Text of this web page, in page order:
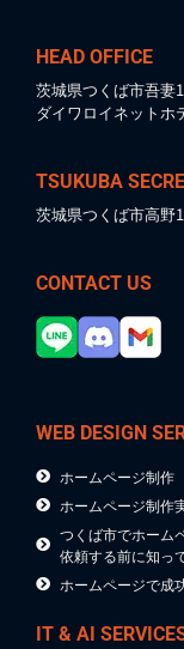
HEAD OFFICE
茨城県つくば市吾妻
ダイワロイネットホ
TSUKUBA
茨城県つくば市高野
CONTACT US
WEB DESIGN
ホームページ制作
ホームページ制作
つくば市でホーム
依頼する前に知っ
ホームページで成
IT & AI